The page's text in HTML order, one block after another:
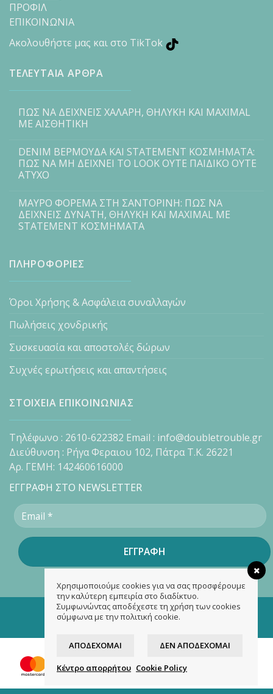
ΠΡΟΦΙΛ
ΕΠΙΚΟΙΝΩΝΙΑ
Ακολουθήστε μας και στο TikTok
ΤΕΛΕΥΤΑΙΑ ΑΡΘΡΑ
ΠΩΣ ΝΑ ΔΕΙΧΝΕΙΣ ΧΑΛΑΡΗ, ΘΗΛΥΚΗ ΚΑΙ MAXIMAL
ΜΕ ΑΙΣΘΗΤΙΚΗ
DENIM ΒΕΡΜΟΥΔΑ ΚΑΙ STATEMENT ΚΟΣΜΗΜΑΤΑ:
ΠΩΣ ΝΑ ΜΗ ΔΕΙΧΝΕΙ ΤΟ LOOK ΟΥΤΕ ΠΑΙΔΙΚΟ ΟΥΤΕ
ΑΤΥΧΟ
ΜΑΥΡΟ ΦΟΡΕΜΑ ΣΤΗ ΣΑΝΤΟΡΙΝΗ: ΠΩΣ ΝΑ
ΔΕΙΧΝΕΙΣ ΔΥΝΑΤΗ, ΘΗΛΥΚΗ ΚΑΙ MAXIMAL ΜΕ
STATEMENT ΚΟΣΜΗΜΑΤΑ
ΠΛΗΡΟΦΟΡΙΕΣ
Όροι Χρήσης & Ασφάλεια συναλλαγών
Πωλήσεις χονδρικής
Συσκευασία και αποστολές δώρων
Συχνές ερωτήσεις και απαντήσεις
ΣΤΟΙΧΕΙΑ ΕΠΙΚΟΙΝΩΝΙΑΣ
Τηλέφωνο : 2610-622382 Email : info@doubletrouble.gr
Διεύθυνση : Ρήγα Φεραιου 102, Πάτρα Τ.Κ. 26221
Αρ. ΓΕΜΗ: 142460616000
ΕΓΓΡΑΦΗ ΣΤΟ NEWSLETTER
Copyright 2026 ©doubletrouble.gr
Designed & developed by
Χρησιμοποιούμε cookies για να σας προσφέρουμε
την καλύτερη εμπειρία στο διαδίκτυο.
Συμφωνώντας αποδέχεστε τη χρήση των cookies
σύμφωνα με την πολιτική cookie.
ΑΠΟΔΈΧΟΜΑΙ ΔΕΝ ΑΠΟΔΈΧΟΜΑΙ
Κέντρο απορρήτου Cookie Policy